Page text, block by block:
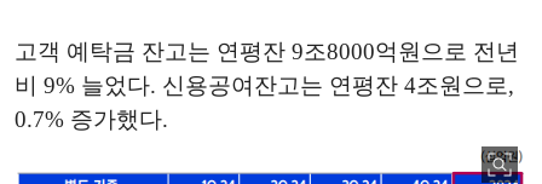
고객 예탁금 잔고는 연평잔 9조8000억원으로 전년
비 9% 늘었다. 신용공여잔고는 연평잔 4조원으로,
0.7% 증가했다.